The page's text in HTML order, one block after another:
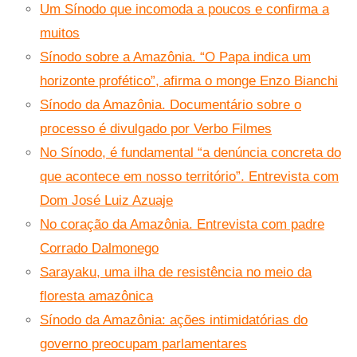
Um Sínodo que incomoda a poucos e confirma a
muitos
Sínodo sobre a Amazônia. “O Papa indica um
horizonte profético”, afirma o monge Enzo Bianchi
Sínodo da Amazônia. Documentário sobre o
processo é divulgado por Verbo Filmes
No Sínodo, é fundamental “a denúncia concreta do
que acontece em nosso território”. Entrevista com
Dom José Luiz Azuaje
No coração da Amazônia. Entrevista com padre
Corrado Dalmonego
Sarayaku, uma ilha de resistência no meio da
floresta amazônica
Sínodo da Amazônia: ações intimidatórias do
governo preocupam parlamentares